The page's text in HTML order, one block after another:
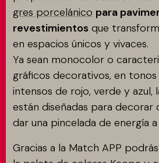
gres porcelánico para
revestimientos que
en espacios únicos y vivaces.
Ya sean monocolor o
gráficos decorativos, en
intensos de rojo, verde y azul,
están diseñadas para decorar
dar una pincelada de energía
Gracias a la Match APP